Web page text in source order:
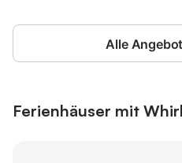
Alle
Ferienhäuser mit